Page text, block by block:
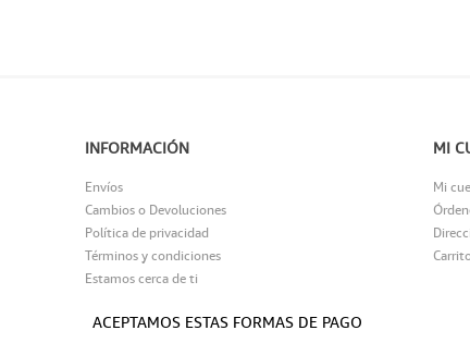
INFORMACIÓN
Envíos
Cambios o Devoluciones
Política de privacidad
Términos y condiciones
Estamos cerca de ti
MI
Mi
ACEPTAMOS ESTAS FORMAS DE PAGO